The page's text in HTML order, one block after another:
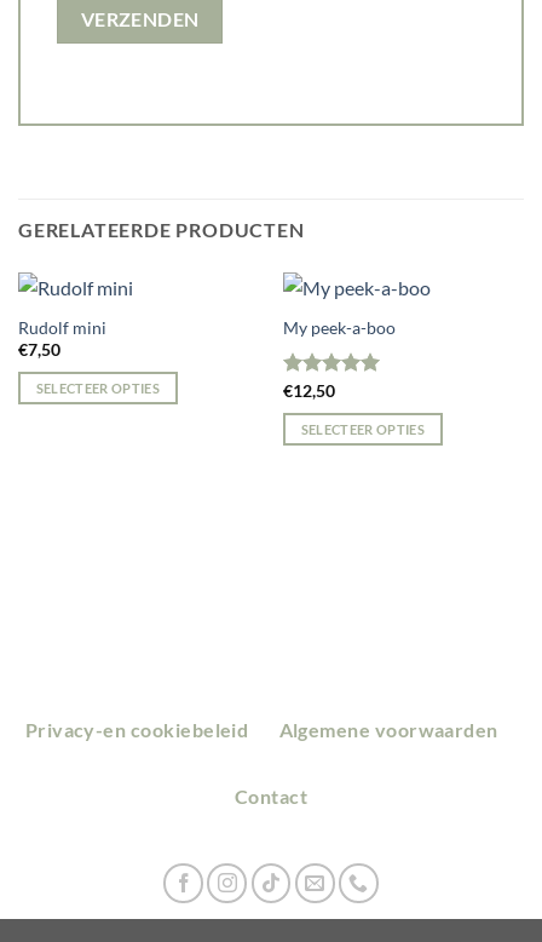
GERELATEERDE PRODUCTEN
Rudolf mini
€7,50
SELECTEER OPTIES
My peek-a-boo
Gewaardeerd
5.00uit 5
€12,50
SELECTEER OPTIES
Privacy-en cookiebeleid Algemene voorwaarden
Contact